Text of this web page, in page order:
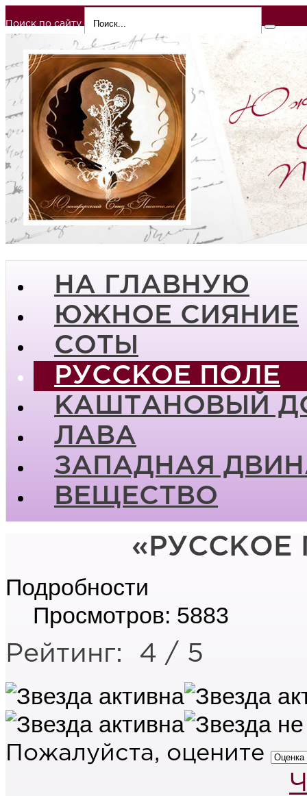
Поиск по сайту
НА ГЛАВНУЮ
ЮЖНОЕ СИЯНИЕ
СОТЫ
РУССКОЕ ПОЛЕ
КАШТАНОВЫЙ
ЛАВА
ЗАПАДНАЯ
ВЕЩЕСТВО
«РУССКОЕ
Подробности
Просмотров: 5883
Рейтинг: 4 / 5
Пожалуйста, оцените